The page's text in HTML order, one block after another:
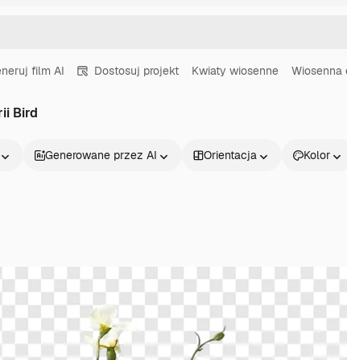
film AI Dostosuj projekt Kwiaty wiosenne Wiosenna
Bird
Generowane przez AI Orientacja Kolor
Produkty Zacznij